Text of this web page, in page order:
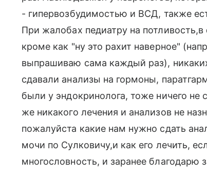
- гипервозбудимостью и ВСД, также
При жалобах педиатру на
кроме как "ну это рахит наверное"
выпрашиваю сама каждый раз),
сдавали анализы на гормоны,
были у эндокринолога, тоже ничего не
же никакого лечения и анализов не
пожалуйста какие нам нужно сдать
мочи по Сулковичу,и как его лечить,
многословность, и заранее благодарю